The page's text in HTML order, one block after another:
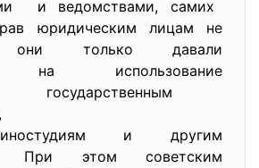
и ведомствами, самих
юридическим лицам не
они только давали
на использование
государственным
и другим
При этом советским